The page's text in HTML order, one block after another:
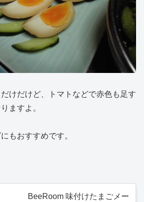
だけだけど、トマトなどで赤色も足す
ますよ。
もおすすめです。
BeeRoom 味付けたまごメー